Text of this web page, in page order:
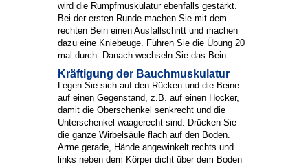
wird die Rumpfmuskulatur ebenfalls gestärkt.
Bei der ersten Runde machen Sie mit dem
rechten Bein einen Ausfallschritt und machen
dazu eine Kniebeuge. Führen Sie die Übung 20
mal durch. Danach wechseln Sie das Bein.
Kräftigung der Bauchmuskulatur
Legen Sie sich auf den Rücken und die Beine
auf einen Gegenstand, z.B. auf einen Hocker,
damit die Oberschenkel senkrecht und die
Unterschenkel waagerecht sind. Drücken Sie
die ganze Wirbelsäule flach auf den Boden.
Arme gerade, Hände angewinkelt rechts und
links neben dem Körper dicht über dem Boden